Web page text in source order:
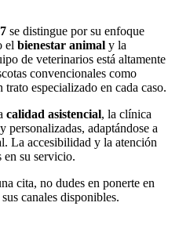
se distingue por su enfoque
el bienestar animal y la
de veterinarios está altamente
convencionales como
especializado en cada caso.
calidad asistencial, la clínica
personalizadas, adaptándose a
La accesibilidad y la atención
en su servicio.
cita, no dudes en ponerte en
canales disponibles.